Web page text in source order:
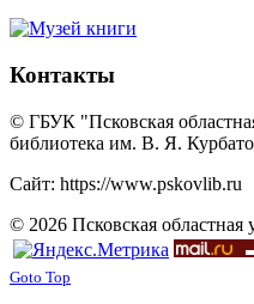
Контакты
© ГБУК "Псковская
библиотека им. В. Я.
Сайт: https://www.pskovlib.ru
© 2026 Псковская областная
Goto Top